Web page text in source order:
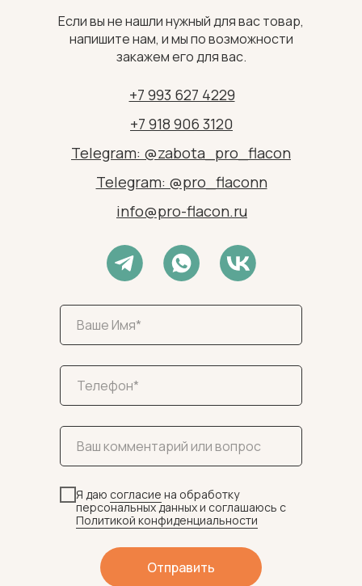
+7 993 627 4229
+7 918 906 3120
Telegram: @zabota_pro_flacon
Telegram: @pro_flaconn
info@pro-flacon.ru
Я даю согласие на обработку
персональных данных и соглашаюсь c
Политикой конфиденциальности
Отправить
Если вы не нашли нужный для вас товар,
напишите нам, и мы по возможности
закажем его для вас.